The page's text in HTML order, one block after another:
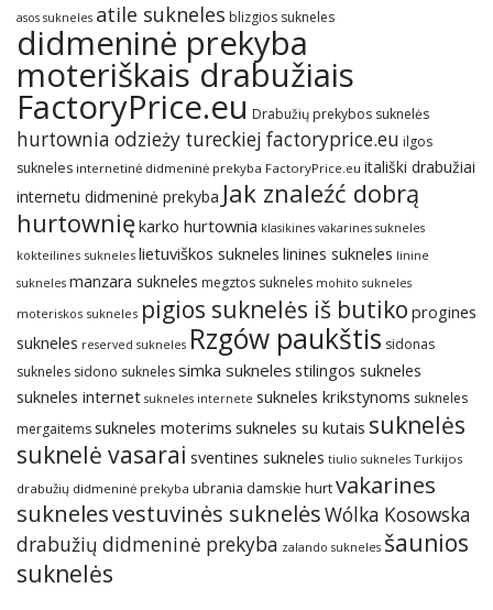
asos sukneles atile sukneles blizgios sukneles
didmeninė prekyba
moteriškais drabužiais
FactoryPrice.eu Drabužių prekybos suknelės
hurtownia odzieży tureckiej factoryprice.eu ilgos
sukneles internetinė didmeninė prekyba FactoryPrice.eu itališki drabužiai
internetu didmeninė prekyba Jak znaleźć dobrą
hurtowniękarko hurtownia klasikines vakarines sukneles
kokteilines sukneles lietuviškos sukneles linines sukneles linine
sukneles manzara sukneles megztos sukneles mohito sukneles
moteriskos sukneles pigios suknelės iš butiko progines
sukneles reserved sukneles Rzgów paukštis sidonas
sukneles sidono suknelessimka sukneles stilingos sukneles
sukneles internet sukneles internete sukneles krikstynoms sukneles
mergaitemssukneles moterims sukneles su kutais suknelės
suknelė vasarai sventines sukneles tiulio sukneles Turkijos
drabužių didmeninė prekyba ubrania damskie hurtvakarines
suknelesvestuvinės suknelėsWólka Kosowska
drabužių didmeninė prekyba zalando sukneles šaunios
suknelės